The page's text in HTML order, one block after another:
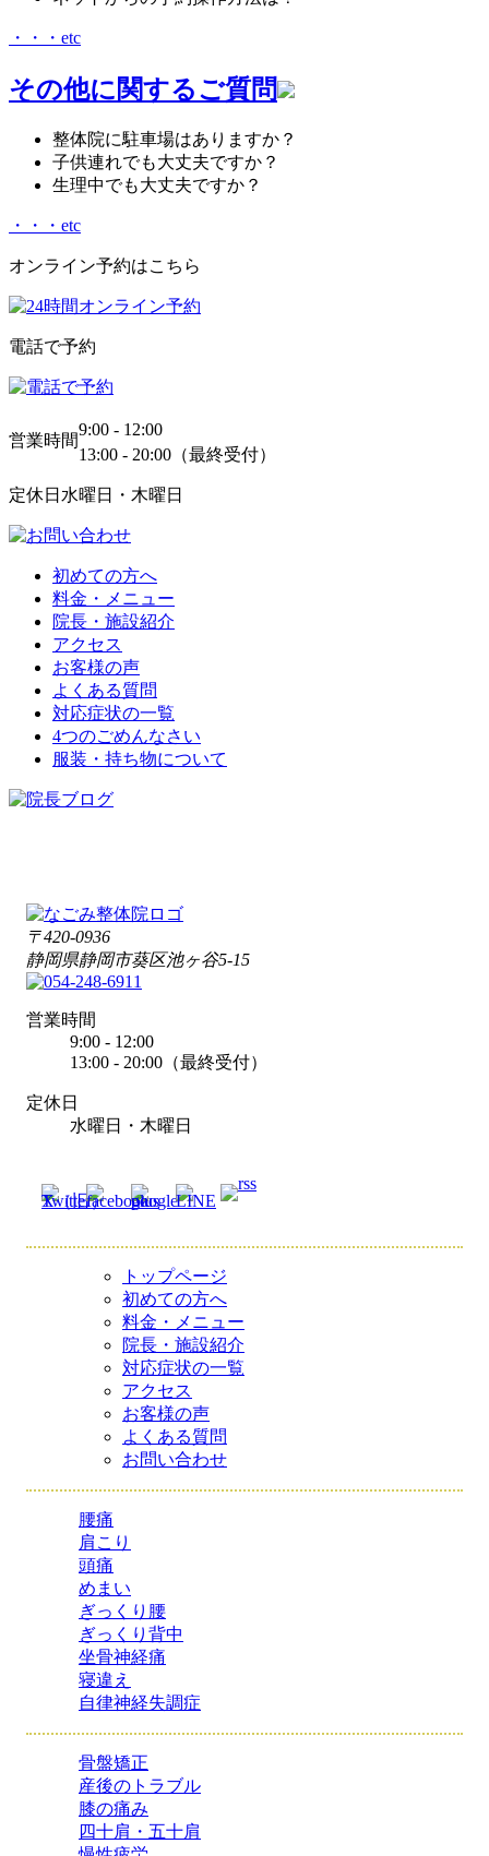
・・・etc
その他に関するご質問
整体院に駐車場はありますか？
子供連れでも大丈夫ですか？
生理中でも大丈夫ですか？
・・・etc
オンライン予約はこちら
電話で予約
営業時間
9:00 - 12:00
13:00 - 20:00（最終受付）
定休日 水曜日・木曜日
初めての方へ
料金・メニュー
院長・施設紹介
アクセス
お客様の声
よくある質問
対応症状の一覧
4つのごめんなさい
服装・持ち物について
〒420-0936
静岡県静岡市葵区池ヶ谷5-15
営業時間
9:00 - 12:00
13:00 - 20:00（最終受付）
定休日
水曜日・木曜日
トップページ
初めての方へ
料金・メニュー
院長・施設紹介
対応症状の一覧
アクセス
お客様の声
よくある質問
お問い合わせ
腰痛
肩こり
頭痛
めまい
ぎっくり腰
ぎっくり背中
坐骨神経痛
寝違え
自律神経失調症
骨盤矯正
産後のトラブル
膝の痛み
四十肩・五十肩